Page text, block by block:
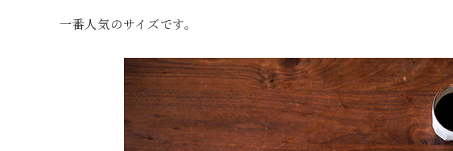
一番人気のサイズです。